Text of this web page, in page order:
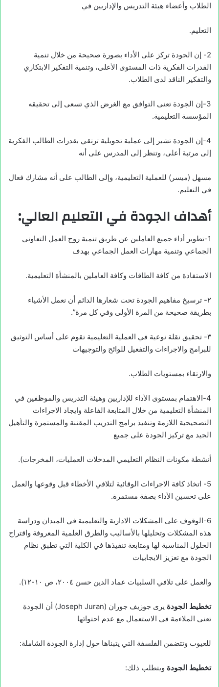
الطلاب وأعضاء هيئة التدريس والإداريين في
التعليم.
2- إن الجودة تركز على الأداء بصورة صحيحة من خلال تنمية
القدرات الفكرية ذات المستوى الأعلى، وتنمية التفكير الابتكاري
والتفكير الناقد لدى الطلاب.
3-إن الجودة تعنى التوافق مع الغرض الذي تسعى إلى تحقيقه
المؤسسة التعليمية.
4-إن الجودة تشير إلى عملية تحويلية ترتقي بقدرات الطالب الفكرية
إلى مرتبة أعلى، وتنظر إلى المدرس على أنه
مسهل (ميسر) للعملية التعليمية، وإلى الطالب على أنه مشارك فعال
في التعليم.
أهداف الجودة في التعليم العالي:
1-تطوير أداء جميع العاملين عن طريق تنمية روح العمل التعاوني
الجماعي وتنمية مهارات العمل الجماعي بهدف
الاستفادة من كافة الطاقات وكافة العاملين بالمنشأة التعليمية.
٢- ترسيخ مفاهيم الجودة تحت شعارها الدائم أن نعمل الأشياء
بطريقة صحيحة من المرة الأولى وفي كل مرة”.
٣- تحقيق نقلة نوعية في العملية التعليمية تقوم على أساس التوثيق
للبرامج والاجراءات والتفعيل للوائح والتوجيهات
والارتقاء بمستويات الطلاب.
4-الاهتمام بمستوى الأداء للإداريين وهيئة التدريس والموظفين في
المنشأة التعليمية من خلال المتابعة الفاعلة وايجاد الاجراءات
التصحيحية اللازمة وتنفيذ برامج التدريب المقننة والمستمرة والتأهيل
الجيد مع تركيز الجودة على جميع
أنشطة مكونات النظام التعليمي المدخلات العمليات، المخرجات).
5- اتخاذ كافة الاجراءات الوقائية لتلافي الأخطاء قبل وقوعها والعمل
على تحسين الأداء بصفة مستمرة.
6-الوقوف على المشكلات الادارية والتعليمية في الميدان ودراسة
هذه المشكلات وتحليلها بالأساليب والطرق العلمية المعروفة واقتراح
الحلول المناسبة لها ومتابعة تنفيذها في الكلية التي تطبق نظام
الجودة مع تعزيز الايجابيات
والعمل على تلافي السلبيات عماد الدین حسن ٢٠٠٤، ص ١٠-١٢).
تخطيط الجودة
يرى جوزيف جوران (Joseph Juran) أن الجودة
تعني الملاءمة في الاستعمال مع عدم احتوائها
للعيوب وتتضمن الفلسفة التي يتبناها حول إدارة الجودة الشاملة:
تخطيط الجودة ويتطلب ذلك: